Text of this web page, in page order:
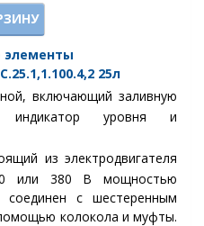
элементы
25л
включающий заливную
индикатор уровня и
из электродвигателя
или 380 В мощностью
с шестеренным
колокола и муфты.